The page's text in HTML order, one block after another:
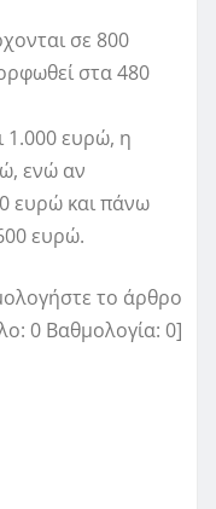
σε 800
στα 480
1.000 ευρώ, η
ενώ αν
ευρώ και πάνω
ευρώ.
το άρθρο
0 Βαθμολογία: 0]